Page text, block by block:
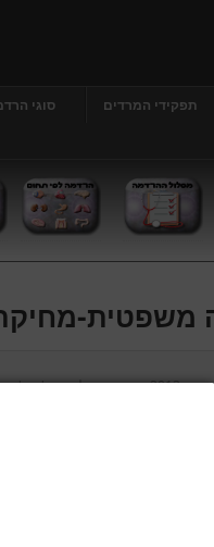
תפקידי המרדים סוגי
משפטית-
נכתב על ידידר' גרג'י
מאפשר לגולשים
סביב הניתוח ולפתח דיון
למסור מידע שהוא למיטב
לאתר